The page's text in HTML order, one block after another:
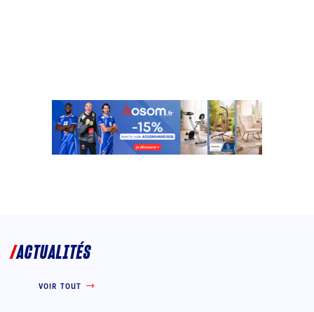
ACTUALITÉS
VOIR TOUT